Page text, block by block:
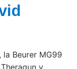
Beurer MG99
y